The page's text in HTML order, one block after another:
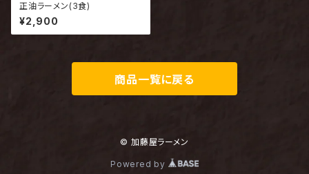
正油ラーメン(3食)
¥2,900
商品一覧に戻る
© 加藤屋ラーメン
Powered by